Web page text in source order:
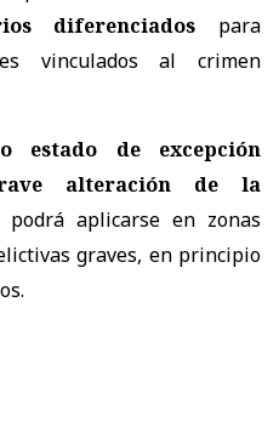
diferenciados para
vinculados al crimen
estado de excepción
alteración de la
podrá aplicarse en zonas
graves, en principio